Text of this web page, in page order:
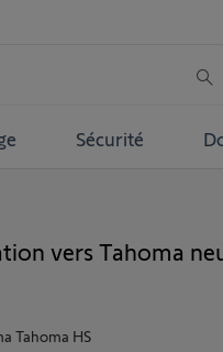
Sécurité
vers Tahoma
Tahoma HS